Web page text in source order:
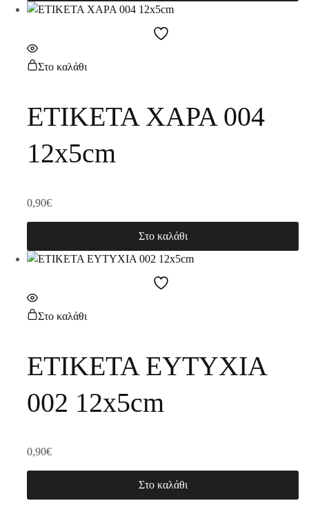
Στο καλάθι
ΕΤΙΚΕΤΑ ΧΑΡΑ 004
12x5cm
0,90€
Στο καλάθι
Στο καλάθι
ΕΤΙΚΕΤΑ ΕΥΤΥΧΙΑ
002 12x5cm
0,90€
Στο καλάθι